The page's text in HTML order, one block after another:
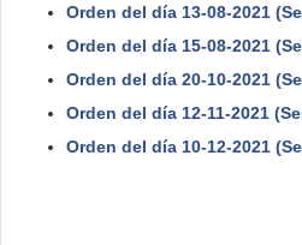
Orden del día 13-08-2021
Orden del día 15-08-2021
Orden del día 20-10-2021
Orden del día 12-11-2021
Orden del día 10-12-2021